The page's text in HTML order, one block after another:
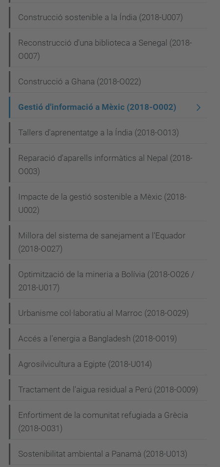
g
c
ó
Construcció sostenible a la Índia (2018-U007)
Reconstrucció d'una biblioteca a Senegal (2018-
O007)
Construcció a Ghana (2018-O022)
Gestió d'informació a Mèxic (2018-O002)
Tallers d'aprenentatge a la Índia (2018-O013)
Reparació d'aparells informàtics al Nepal (2018-
O003)
Impacte de la gestió sostenible a Mèxic (2018-
U002)
Millora del sistema de sanejament a l'Equador
(2018-O027)
Optimització de la mineria a Bolívia (2018-O026 /
2018-U017)
Urbanisme col·laboratiu al Marroc (2018-O029)
Accés a l'energia a Bangladesh (2018-O019)
Agrosilvicultura a Egipte (2018-U014)
Tractament de l'aigua residual a Perú (2018-O009)
Enfortiment de la comunitat refugiada a Grècia
(2018-O031)
Sostenibilitat ambiental a Panamà (2018-U013)